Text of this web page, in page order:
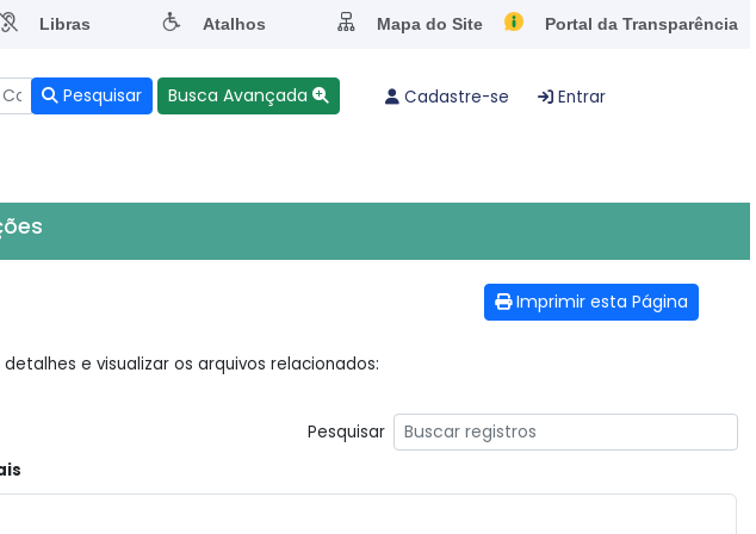
Libras Atalhos Mapa do Site Portal da Transparência
Pesquisar Busca Avançada Cadastre-se Entrar
Imprimir esta Página
e visualizar os arquivos relacionados:
Pesquisar